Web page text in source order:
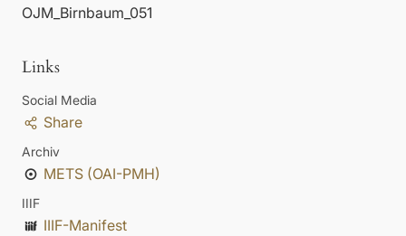
OJM_Birnbaum_051
Links
Social Media
Share
Archiv
METS (OAI-PMH)
IIIF
IIIF-Manifest